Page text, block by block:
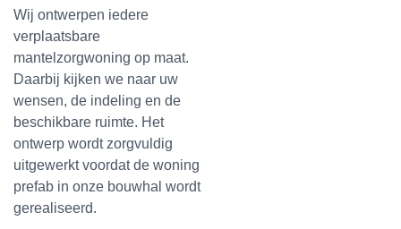
Wij ontwerpen iedere
verplaatsbare
mantelzorgwoning op maat.
Daarbij kijken we naar uw
wensen, de indeling en de
beschikbare ruimte. Het
ontwerp wordt zorgvuldig
uitgewerkt voordat de woning
prefab in onze bouwhal wordt
gerealiseerd.